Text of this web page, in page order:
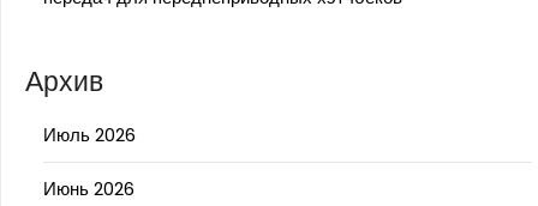
Архив
Июль 2026
Июнь 2026